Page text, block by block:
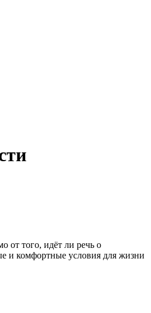
от того, идёт ли речь о
и комфортные условия для жизни